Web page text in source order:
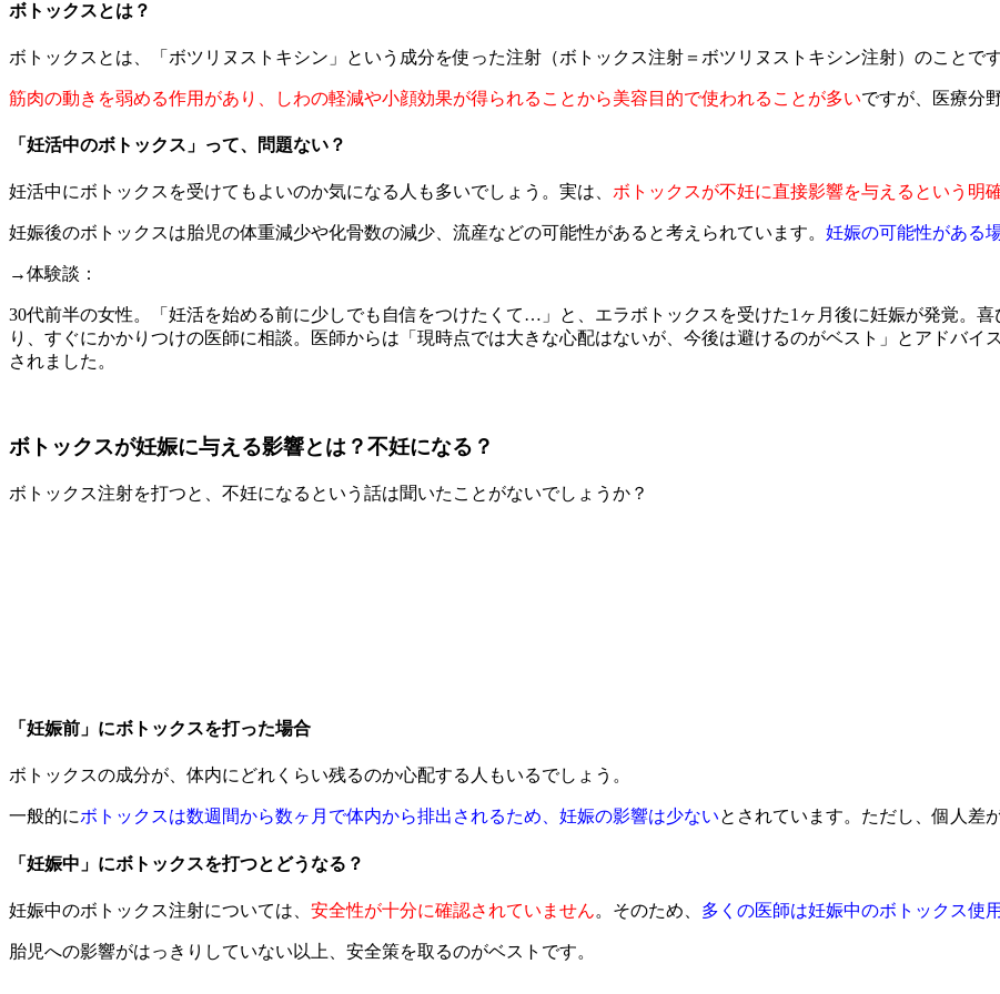
ボトックスとは？
ボトックスとは、「ボツリヌストキシン」という成分を使った注射（ボトックス注射＝ボツリヌストキシン注射）のことです
筋肉の動きを弱める作用があり、しわの軽減や小顔効果が得られることから美容目的で使われることが多いですが、医療分
「妊活中のボトックス」って、問題ない？
妊活中にボトックスを受けてもよいのか気になる人も多いでしょう。実は、 ボトックスが不妊に直接影響を与えるという明
妊娠後のボトックスは胎児の体重減少や化骨数の減少、流産などの可能性があると考えられています。 妊娠の可能性がある
→体験談：
30代前半の女性。「妊活を始める前に少しでも自信をつけたくて…」と、エラボトックスを受けた1ヶ月後に妊娠が発覚。
り、すぐにかかりつけの医師に相談。医師からは「現時点では大きな心配はないが、今後は避けるのがベスト」とアドバ
されました。
ボトックスが妊娠に与える影響とは？不妊になる？
ボトックス注射を打つと、不妊になるという話は聞いたことがないでしょうか？
「妊娠前」にボトックスを打った場合
ボトックスの成分が、体内にどれくらい残るのか心配する人もいるでしょう。
一般的にボトックスは数週間から数ヶ月で体内から排出されるため、妊娠の影響は少ないとされています。ただし、個人差
「妊娠中」にボトックスを打つとどうなる？
妊娠中のボトックス注射については、 安全性が十分に確認されていません。そのため、 多くの医師は妊娠中のボトックス使
胎児への影響がはっきりしていない以上、安全策を取るのがベストです。